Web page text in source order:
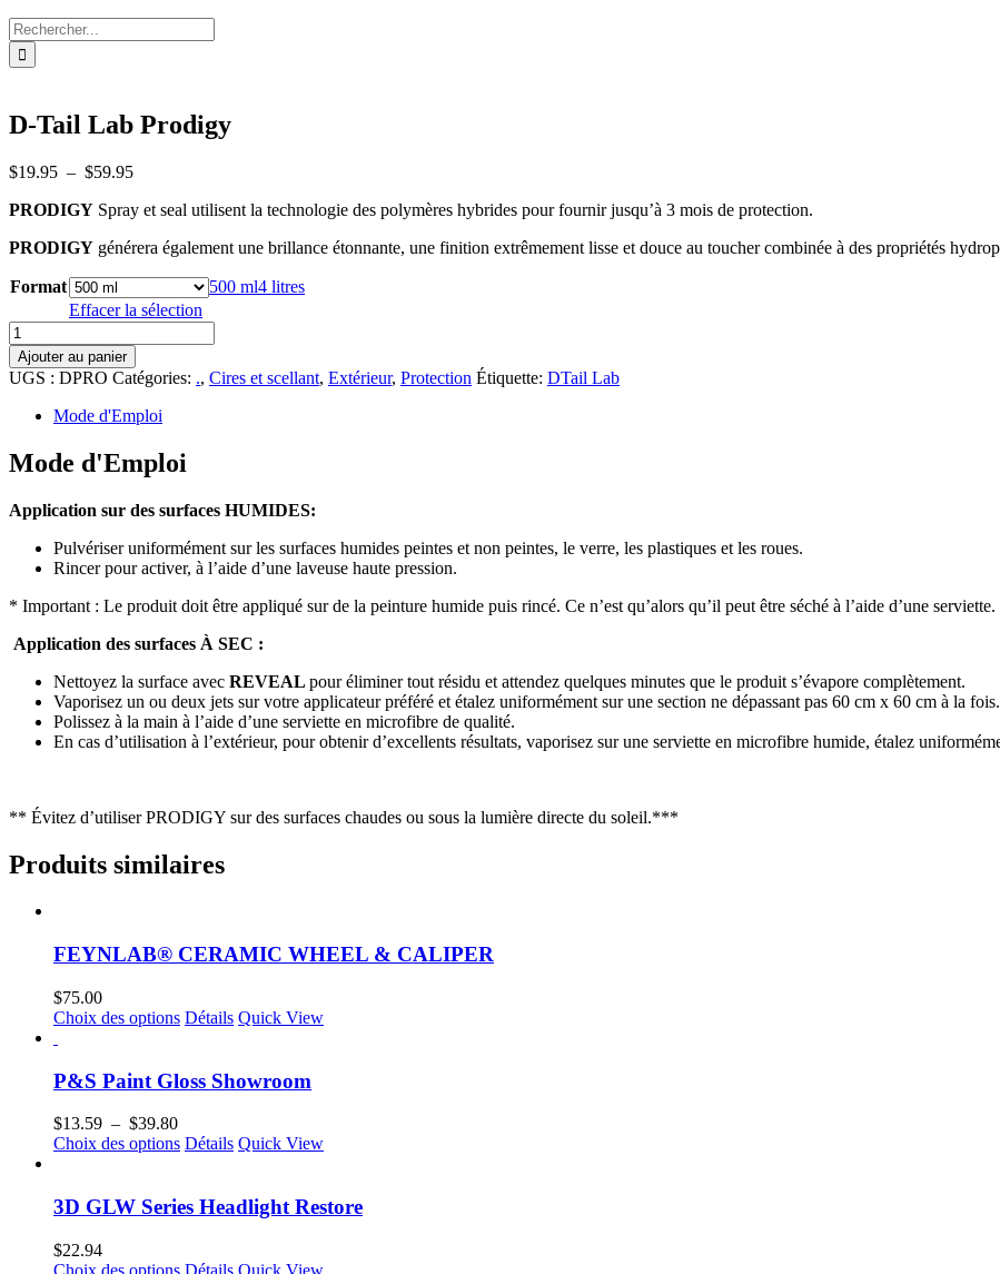
Recherche
sur
le
D-Tail Lab Prodigy
$19.95 – $59.95Plage
prix :
à
PRODIGY Spray et seal utilisent la technologie des polymères hybrides pour fournir jusqu’à 3 mois de protection.
PRODIGY générera également une brillance étonnante, une finition extrêmement lisse et douce au toucher combinée à des propriétés
Format 500 ml4 litres
Effacer la sélection
quantité
de
D-
Tail
Prodigy
Ajouter au panier
UGS : DPRO Catégories: ., Cires et scellant, Extérieur, Protection Étiquette: DTail Lab
Mode d'Emploi
Mode d'Emploi
Application sur des surfaces HUMIDES:
Pulvériser uniformément sur les surfaces humides peintes et non peintes, le verre, les plastiques et les roues.
Rincer pour activer, à l’aide d’une laveuse haute pression.
* Important : Le produit doit être appliqué sur de la peinture humide puis rincé. Ce n’est qu’alors qu’il peut être séché à l’aide d’une serviette.
Application des surfaces À SEC :
Nettoyez la surface avec REVEAL pour éliminer tout résidu et attendez quelques minutes que le produit s’évapore complètement.
Vaporisez un ou deux jets sur votre applicateur préféré et étalez uniformément sur une section ne dépassant pas 60 cm x 60 cm à la fois.
Polissez à la main à l’aide d’une serviette en microfibre de qualité.
En cas d’utilisation à l’extérieur, pour obtenir d’excellents résultats, vaporisez sur une serviette en microfibre humide, étalez
** Évitez d’utiliser PRODIGY sur des surfaces chaudes ou sous la lumière directe du soleil.***
Produits similaires
FEYNLAB® CERAMIC WHEEL & CALIPER
$75.00
Choix des options Ce
plusieurs
variations.
options
peuvent
choisies
sur
Détails Quick View
P&S Paint Gloss Showroom
$13.59 – $39.80Plage
de
à
$39.80
Choix des options Ce
plusieurs
variations.
options
Détails Quick View
3D GLW Series Headlight Restore
$22.94
Choix des options Ce
Détails Quick View